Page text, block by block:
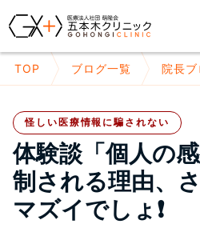
TOP ブログ一覧 院長ブ
怪しい医療情報に騙されない
体験談「個人の
制される理由、
マズイでしょ❗